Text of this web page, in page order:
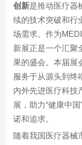
创新是推动医疗器
续的技术突破和行
场需求。作为
新展正是一个汇聚
果的盛会。本届展
服务于从源头到终
内外先进医疗科技
展，助力“健康中
诺和追求。
随着我国医疗器械